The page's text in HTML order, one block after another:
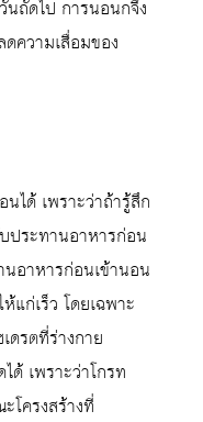
ถัดไป การนอนกจึง
ความเสื่อมของ
ได้ เพราะว่าถ้ารู้สึก
ประทานอาหารก่อน
อาหารก่อนเข้านอน
แก่เร็ว โดยเฉพาะ
ดรตที่ร่างกาย
ด้ เพราะว่าโกรท
ครงสร้างที่